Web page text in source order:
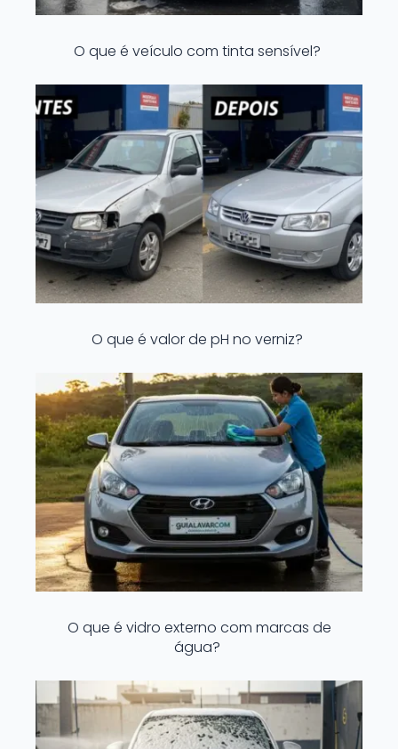
O que é veículo com tinta sensível?
O que é valor de pH no verniz?
O que é vidro externo com marcas de
água?